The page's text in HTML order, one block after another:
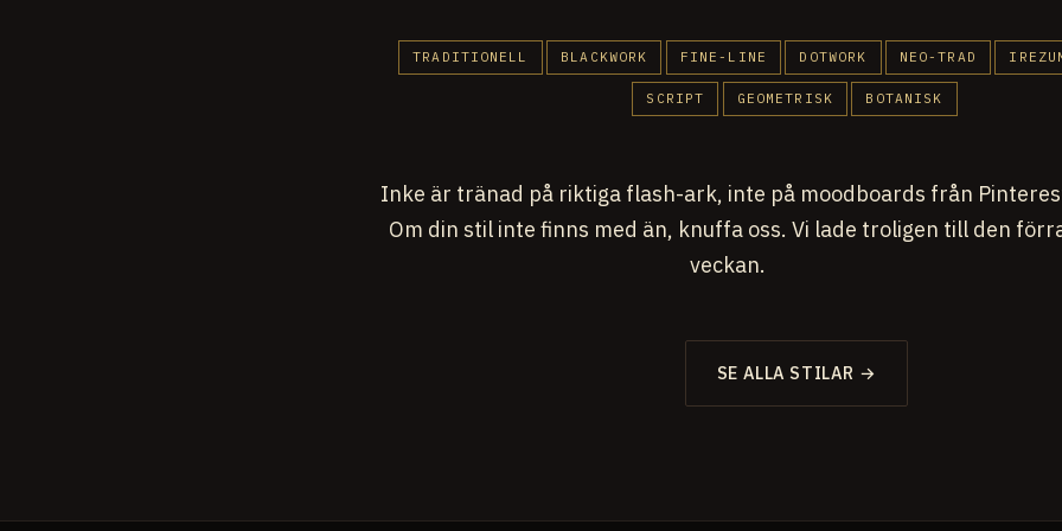
TRADITIONELL BLACKWORK FINE-LINE DOTWORK NEO-TRAD
SCRIPT GEOMETRISK BOTANISK
Inke är tränad på riktiga flash-ark, inte på moodboards från
Om din stil inte finns med än, knuffa oss. Vi lade troligen till den
veckan.
SE ALLA STILAR →